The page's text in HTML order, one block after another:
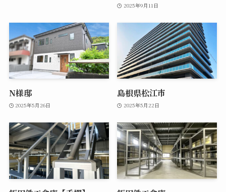
2025年9月11日
N様邸
2025年5月26日
島根県松江市
2025年5月22日